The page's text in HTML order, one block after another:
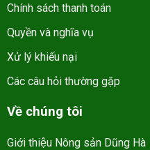
Chính sách thanh toán
Quyền và nghĩa vụ
Xử lý khiếu nại
Các câu hỏi thường gặp
Về chúng tôi
Giới thiệu Nông sản Dũng Hà